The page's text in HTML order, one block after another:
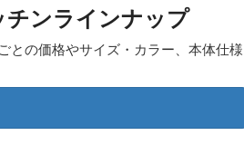
ンラインナップ
との価格やサイズ・カラー、本体仕様